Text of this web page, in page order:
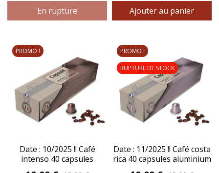
En rupture Ajouter au panier
Date : 10/2025 !! Café
intenso 40 capsules
PROMO !
Date : 11/2025 !! Café costa
rica 40 capsules aluminium
PROMO !
RUPTURE DE STOCK